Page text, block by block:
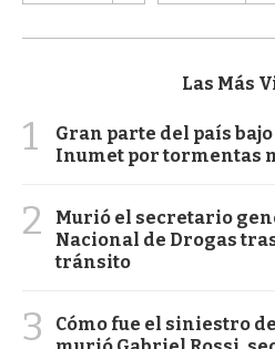
Las Más
1
Gran parte del país
Inumet por tormentas
2
Murió el secretario
Nacional de Drogas
tránsito
3
Cómo fue el siniestro